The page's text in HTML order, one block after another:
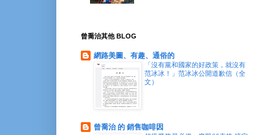
曾喬治其他 BLOG
網路美圖、有趣、通俗的
「沒有黨和國家的好政策，就沒有
范冰冰！」范冰冰公開道歉信（全
文）
曾喬治 的 銷售咖啡因